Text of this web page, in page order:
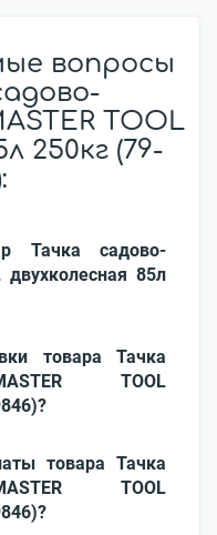
вопросы
TOOL
250кг (79-
Тачка садово-
двухколесная 85л
товара Тачка
TOOL
товара Тачка
TOOL